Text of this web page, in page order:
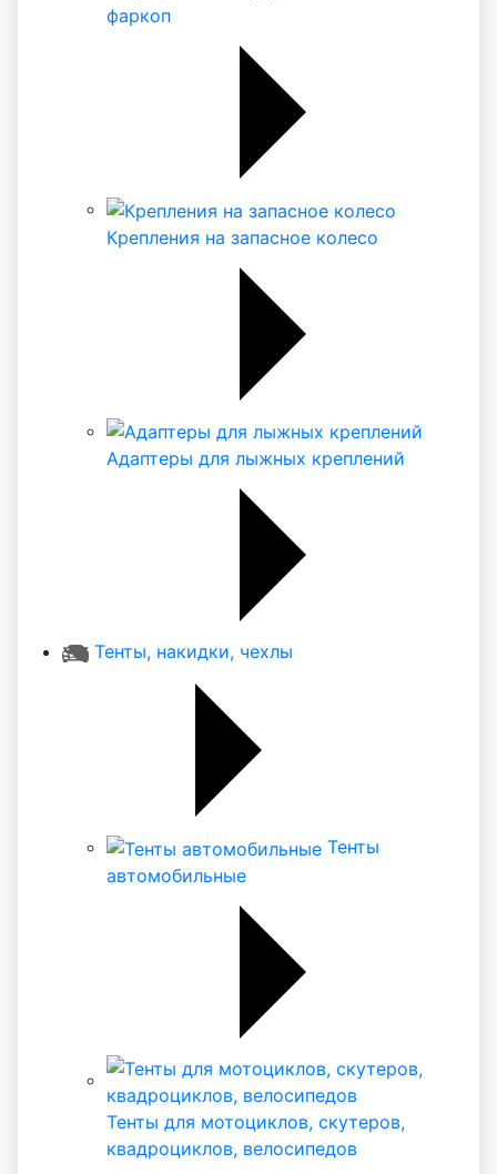
фаркоп
Крепления на запасное колесо
Адаптеры для лыжных креплений
Тенты, накидки, чехлы
Тенты
автомобильные
Тенты для мотоциклов, скутеров,
квадроциклов, велосипедов